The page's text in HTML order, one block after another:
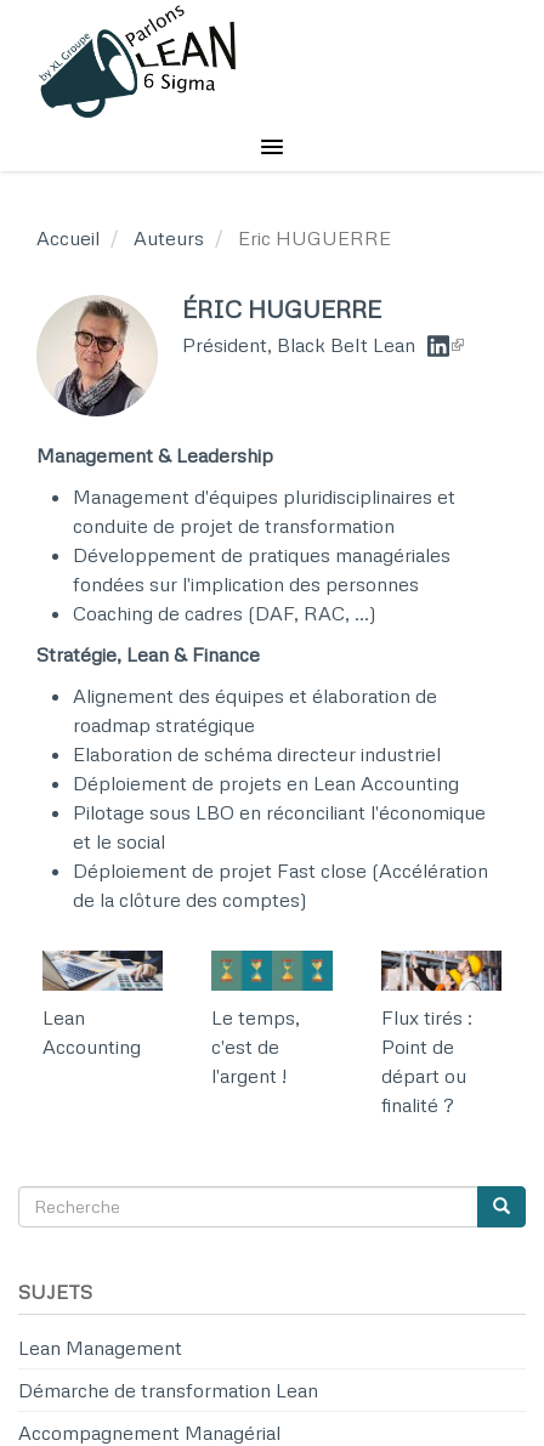
contenu
principal
Accueil Auteurs Eric HUGUERRE
ÉRIC HUGUERRE
Président, Black Belt Lean
Management & Leadership​​
Management d'équipes pluridisciplinaires et
conduite de projet de transformation ​
Développement de pratiques managériales
fondées sur l'implication des personnes​​
Coaching de cadres (DAF, RAC, …)​​
Stratégie, Lean & Finance ​​
Alignement des équipes et élaboration de
roadmap stratégique​​
Elaboration de schéma directeur industriel​​
Déploiement de projets en Lean Accounting​​
Pilotage sous LBO en réconciliant l'économique
et le social ​​
Déploiement de projet Fast close (Accélération
de la clôture des comptes)​​ ​
Lean
Accounting
Le temps,
c'est de
l'argent !
Flux tirés :
Point de
départ ou
finalité ?
SEARCH
Recherche
SUJETS
Lean Management
Démarche de transformation Lean
Accompagnement Managérial